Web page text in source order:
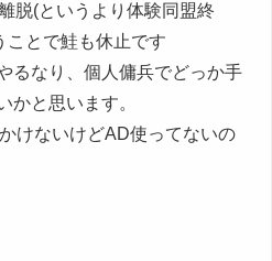
脱(というより体験同盟終
ことで鮭も休止です
るなり、個人傭兵でどっか手
かと思います。
けないけどAD使ってないの